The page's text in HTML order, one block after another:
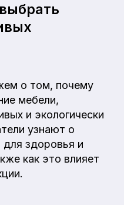
о том, почему
мебели,
и экологически
узнают о
для здоровья и
как это влияет